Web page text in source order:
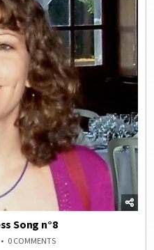
Song n°8
0 COMMENTSON